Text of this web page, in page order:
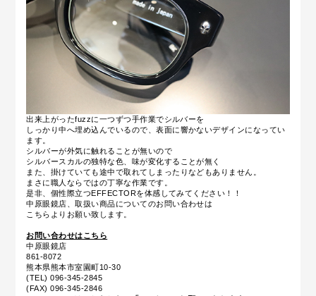
出来上がったfuzzに一つずつ手作業でシルバーを
しっかり中へ埋め込んでいるので、表面に響かないデザインになってい
ます。
シルバーが外気に触れることが無いので
シルバースカルの独特な色、味が変化することが無く
また、掛けていても途中で取れてしまったりなどもありません。
まさに職人ならではの丁寧な作業です。
是非、個性際立つEFFECTORを体感してみてください！！
中原眼鏡店、取扱い商品についてのお問い合わせは
こちらよりお願い致します。
お問い合わせはこちら
中原眼鏡店
861-8072
熊本県熊本市室園町10-30
(TEL) 096-345-2845
(FAX) 096-345-2846